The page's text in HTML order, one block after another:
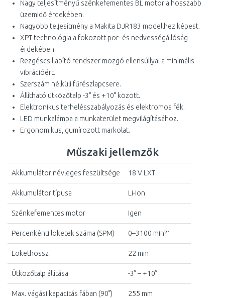
Nagy teljesítményű szénkefementes BL motor a hosszabb
üzemidő érdekében.
Nagyobb teljesítmény a Makita DJR183 modellhez képest.
XPT technológia a fokozott por- és nedvességállóság
érdekében.
Rezgéscsillapító rendszer mozgó ellensúllyal a minimális
vibrációért.
Szerszám nélküli fűrészlapcsere.
Állítható ütközőtalp -3° és +10° között.
Elektronikus terhelésszabályozás és elektromos fék.
LED munkalámpa a munkaterület megvilágításához.
Ergonomikus, gumírozott markolat.
Műszaki jellemzők
Akkumulátor névleges feszültsége 18 V LXT
Akkumulátor típusa Li-Ion
Szénkefementes motor Igen
Percenkénti löketek száma (SPM) 0–3100 min?1
Lökethossz 22 mm
Ütközőtalp állítása -3° – +10°
Max. vágási kapacitás fában (90°) 255 mm